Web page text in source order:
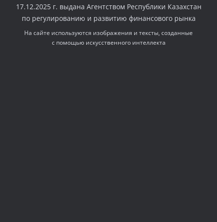
17.12.2025 г. выдана Агентством Республики Казахстан
по регулированию и развитию финансового рынка
На сайте используются изображения и тексты, созданные
с помощью искусственного интеллекта